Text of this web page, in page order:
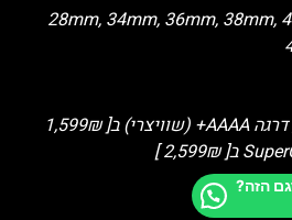
28mm, 34mm, 36mm, 38mm,
דרגה AAA+ ב[ 899₪ ], דרגה AAAA+ (שוויצרי) ב[ 1,599₪
הזה?